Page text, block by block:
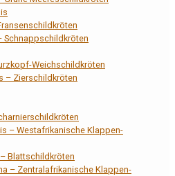
Schnappschildkröten
Weichschildkröten
– Zierschildkröten
– Westafrikanische Klappen-
Blattschildkröten
– Zentralafrikanische Klappen-